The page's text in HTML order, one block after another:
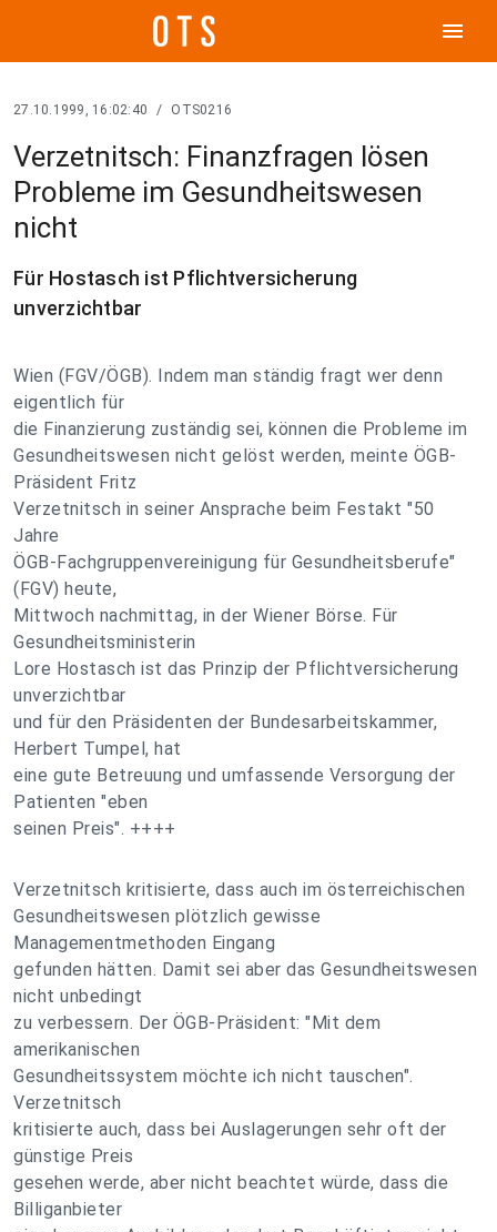
menu
27.10.1999, 16:02:40 / OTS0216
Verzetnitsch: Finanzfragen lösen
Probleme im Gesundheitswesen
nicht
Für Hostasch ist Pflichtversicherung
unverzichtbar
Wien (FGV/ÖGB). Indem man ständig fragt wer denn
eigentlich für
die Finanzierung zuständig sei, können die Probleme im
Gesundheitswesen nicht gelöst werden, meinte ÖGB-
Präsident Fritz
Verzetnitsch in seiner Ansprache beim Festakt "50
Jahre
ÖGB-Fachgruppenvereinigung für Gesundheitsberufe"
(FGV) heute,
Mittwoch nachmittag, in der Wiener Börse. Für
Gesundheitsministerin
Lore Hostasch ist das Prinzip der Pflichtversicherung
unverzichtbar
und für den Präsidenten der Bundesarbeitskammer,
Herbert Tumpel, hat
eine gute Betreuung und umfassende Versorgung der
Patienten "eben
seinen Preis". ++++
Verzetnitsch kritisierte, dass auch im österreichischen
Gesundheitswesen plötzlich gewisse
Managementmethoden Eingang
gefunden hätten. Damit sei aber das Gesundheitswesen
nicht unbedingt
zu verbessern. Der ÖGB-Präsident: "Mit dem
amerikanischen
Gesundheitssystem möchte ich nicht tauschen".
Verzetnitsch
kritisierte auch, dass bei Auslagerungen sehr oft der
günstige Preis
gesehen werde, aber nicht beachtet würde, dass die
Billiganbieter